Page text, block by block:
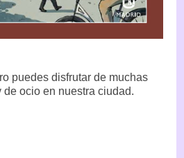
puedes disfrutar de muchas
ocio en nuestra ciudad.